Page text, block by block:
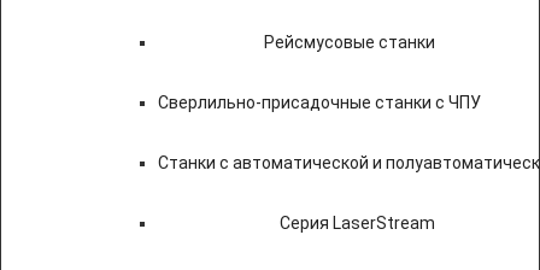
Рейсмусовые станки
Сверлильно-присадочные станки с ЧПУ
Станки с автоматической и
Серия LaserStream